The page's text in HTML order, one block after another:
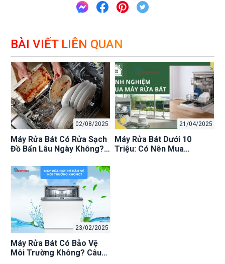
BÀI VIẾT LIÊN QUAN
02/08/2025
Máy Rửa Bát Có Rửa Sạch
Đồ Bẩn Lâu Ngày Không?
21/04/2025
Máy Rửa Bát Dưới 10
Triệu: Có Nên Mua
23/02/2025
Máy Rửa Bát Có Bảo Vệ
Môi Trường Không? Câu